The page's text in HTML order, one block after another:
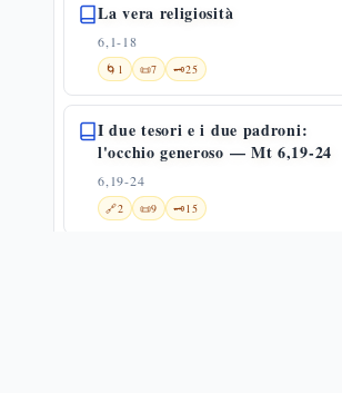
La vera religiosità
6,1-18
🌀 1 📜7 🗝️25
I due tesori e i due padroni:
l'occhio generoso — Mt 6,19-24
6,19-24
🔗2 📜9 🗝️15